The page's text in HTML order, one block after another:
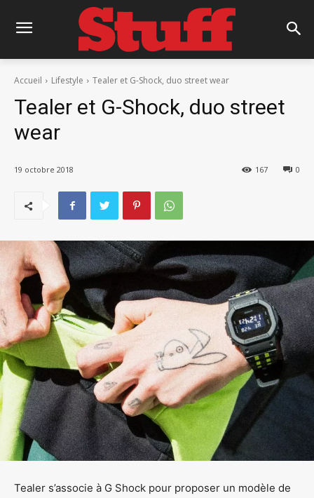
Accueil Lifestyle Tealer et G-Shock, duo street wear
Tealer et G-Shock, duo street
wear
19 octobre 2018 0
167
Tealer s’associe à G Shock pour proposer un modèle de